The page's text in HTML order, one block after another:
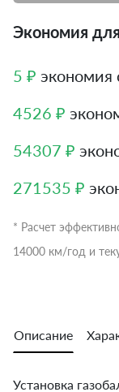
Экономия
5 ₽ экономия
4526 ₽
54307 ₽
271535 ₽
* Расчет
14000 км/год и
Описание
Установка